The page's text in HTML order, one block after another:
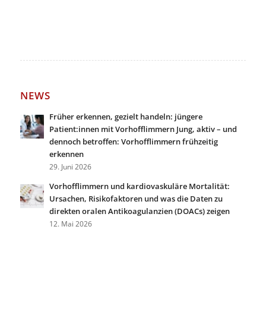
NEWS
Früher erkennen, gezielt handeln: jüngere
Patient:innen mit Vorhofflimmern Jung, aktiv – und
dennoch betroffen: Vorhofflimmern frühzeitig
erkennen
29. Juni 2026
Vorhofflimmern und kardiovaskuläre Mortalität:
Ursachen, Risikofaktoren und was die Daten zu
direkten oralen Antikoagulanzien (DOACs) zeigen
12. Mai 2026